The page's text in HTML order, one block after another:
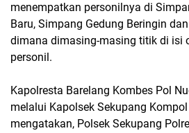
menempatkan personilnya di
Baru, Simpang Gedung Beringin
dimana dimasing-masing titik di isi
personil.
Kapolresta Barelang Kombes Pol
melalui Kapolsek Sekupang
mengatakan, Polsek Sekupang